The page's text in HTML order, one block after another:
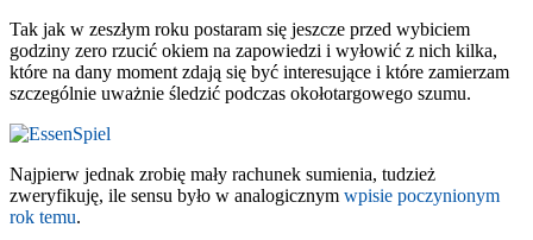
Tak jak w zeszłym roku postaram się jeszcze przed wybiciem
godziny zero rzucić okiem na zapowiedzi i wyłowić z nich kilka,
które na dany moment zdają się być interesujące i które zamierzam
szczególnie uważnie śledzić podczas okołotargowego szumu.
Najpierw jednak zrobię mały rachunek sumienia, tudzież
zweryfikuję, ile sensu było w analogicznym wpisie poczynionym
rok temu.